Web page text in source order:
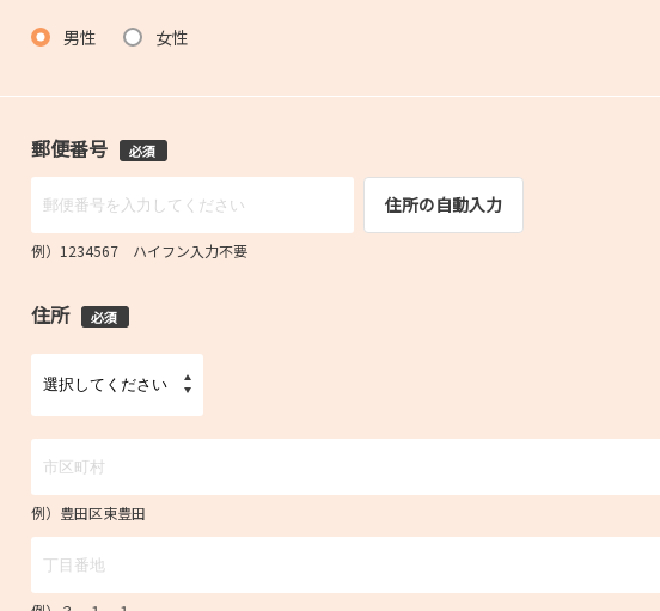
男性 女性
郵便番号 必須
住所の自動入力
例）1234567 ハイフン入力不要
住所 必須
例）豊田区東豊田